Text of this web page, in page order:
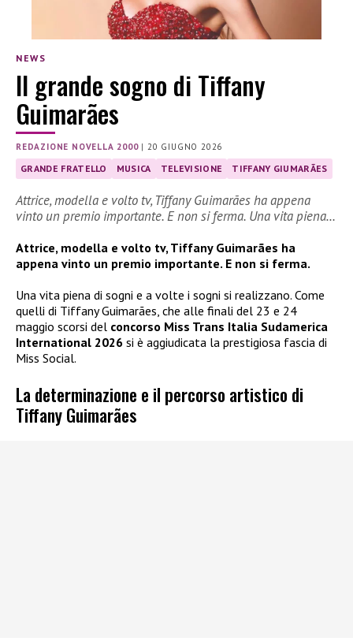
NEWS
Il grande sogno di Tiffany
Guimarães
REDAZIONE NOVELLA 2000|20 GIUGNO 2026
GRANDE FRATELLO MUSICA TELEVISIONE TIFFANY GIUMARÃES
Attrice, modella e volto tv, Tiffany Guimarães ha appena
vinto un premio importante. E non si ferma. Una vita piena…
Attrice, modella e volto tv, Tiffany Guimarães ha
appena vinto un premio importante. E non si ferma.
Una vita piena di sogni e a volte i sogni si realizzano. Come
quelli di Tiffany Guimarães, che alle finali del 23 e 24
maggio scorsi del concorso Miss Trans Italia Sudamerica
International 2026 si è aggiudicata la prestigiosa fascia di
Miss Social.
La determinazione e il percorso artistico di
Tiffany Guimarães